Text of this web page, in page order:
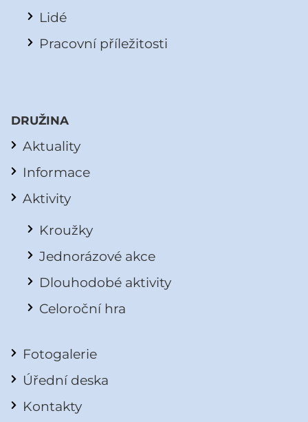
Lidé
Pracovní příležitosti
DRUŽINA
Aktuality
Informace
Aktivity
Kroužky
Jednorázové akce
Dlouhodobé aktivity
Celoroční hra
Fotogalerie
Úřední deska
Kontakty